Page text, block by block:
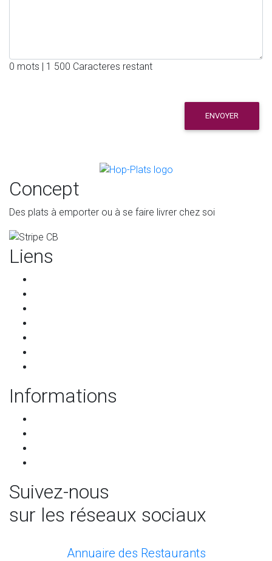
0 mots | 1 500 Caracteres restant
ENVOYER
Concept
Des plats à emporter ou à se faire livrer chez soi
Liens
Informations
Suivez-nous
sur les réseaux sociaux
Annuaire des Restaurants